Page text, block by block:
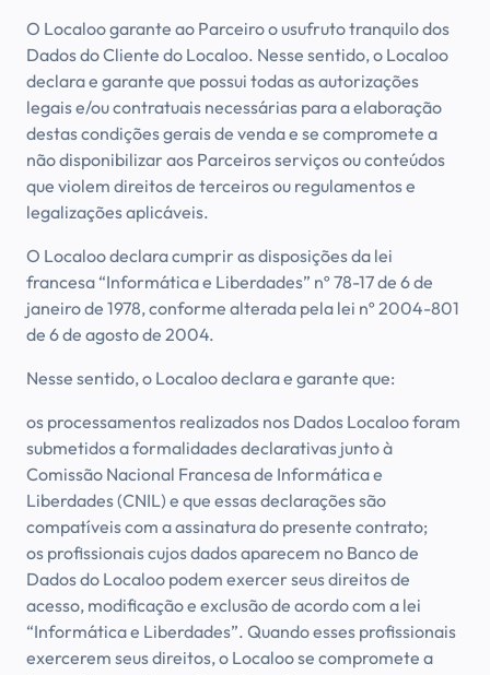
O Localoo garante ao Parceiro o usufruto tranquilo dos
Dados do Cliente do Localoo. Nesse sentido, o Localoo
declara e garante que possui todas as autorizações
legais e/ou contratuais necessárias para a elaboração
destas condições gerais de venda e se compromete a
não disponibilizar aos Parceiros serviços ou conteúdos
que violem direitos de terceiros ou regulamentos e
legalizações aplicáveis.
O Localoo declara cumprir as disposições da lei
francesa “Informática e Liberdades” nº 78-17 de 6 de
janeiro de 1978, conforme alterada pela lei nº 2004-801
de 6 de agosto de 2004.
Nesse sentido, o Localoo declara e garante que:
os processamentos realizados nos Dados Localoo foram
submetidos a formalidades declarativas junto à
Comissão Nacional Francesa de Informática e
Liberdades (CNIL) e que essas declarações são
compatíveis com a assinatura do presente contrato;
os profissionais cujos dados aparecem no Banco de
Dados do Localoo podem exercer seus direitos de
acesso, modificação e exclusão de acordo com a lei
“Informática e Liberdades”. Quando esses profissionais
exercerem seus direitos, o Localoo se compromete a